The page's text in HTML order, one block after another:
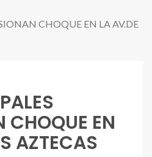
CHOQUE EN LA AV.DE
EN
AZTECAS